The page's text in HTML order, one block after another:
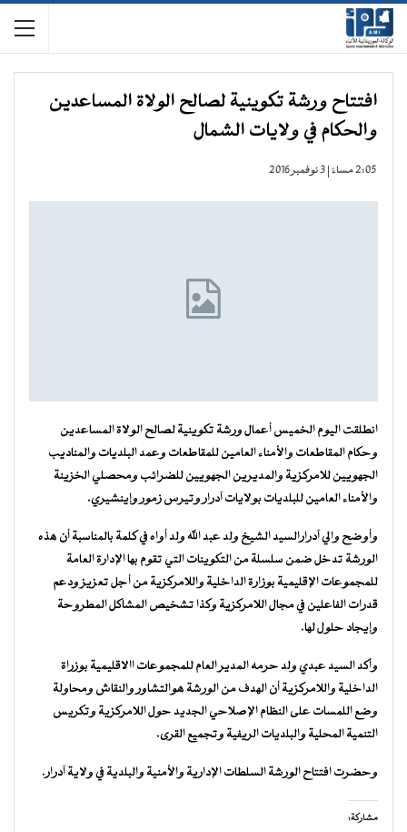
افتتاح ورشة تكوينية لصالح الولاة المساعدين
والحكام في ولايات الشمال
2:05 مساءً | 3 نوفمبر 2016
انطلقت اليوم الخميس أعمال ورشة تكوينية لصالح الولاة المساعدين
وحكام المقاطعات والأمناء العامين للمقاطعات وعمد البلديات والمناديب
الجهويين للامركزية والمديرين الجهويين للضرائب ومحصلي الخزينة
والأمناء العامين للبلديات بولايات آدرار وتيرس زمور وإينشيري.
وأوضح والي آدرارالسيد الشيخ ولد عبد الله ولد أواه في كلمة بالمناسبة أن هذه
الورشة تدخل ضمن سلسلة من التكوينات التي تقوم بها الإدارة العامة
للمجموعات الإقليمية بوزارة الداخلية واللامركزية من أجل تعزيز ودعم
قدرات الفاعلين في مجال اللامركزية وكذا تشخيص المشاكل المطروحة
وإيجاد حلول لها.
وأكد السيد عبدي ولد حرمه المدير العام للمجموعات االاقليمية بوزراة
الداخلية واللامركزية أن الهدف من الورشة هوالتشاور والنقاش ومحاولة
وضع اللمسات على النظام الإصلاحي الجديد حول اللامركزية وتكريس
التنمية المحلية والبلديات الريفية وتجميع القرى.
وحضرت افتتاح الورشة السلطات الإدارية والأمنية والبلدية في ولاية آدرار.
مشاركة: